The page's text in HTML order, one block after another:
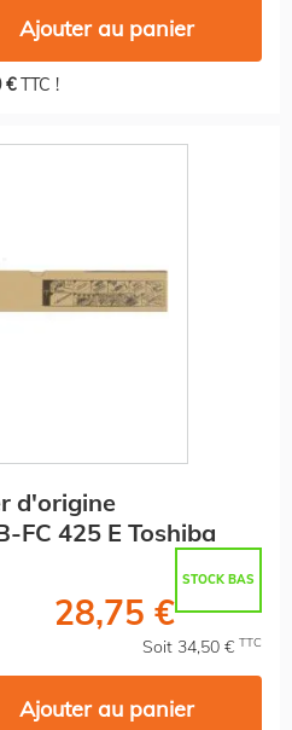
Ajouter au panier
€TTC !
d'origine
FC 425 E Toshiba
STOCK BAS
28,75 €
Soit 34,50 € TTC
Ajouter au panier